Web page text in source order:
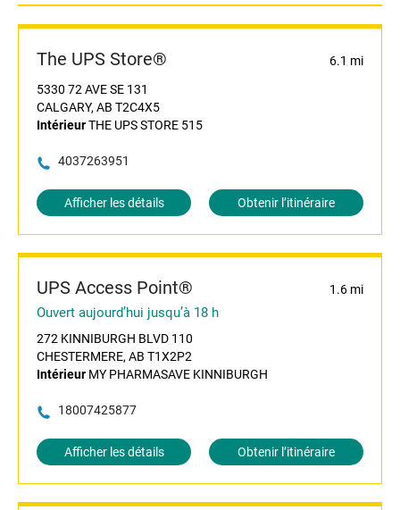
The UPS Store®
6.1 mi
5330 72 AVE SE 131
CALGARY, AB T2C4X5
IntérieurTHE UPS STORE 515
4037263951
Afficher les détails Obtenir l’itinéraire
UPS Access Point® 1.6 mi
Ouvert aujourd’hui jusqu’à 18 h
272 KINNIBURGH BLVD 110
CHESTERMERE, AB T1X2P2
Intérieur MY PHARMASAVE KINNIBURGH
18007425877
Afficher les détails Obtenir l’itinéraire